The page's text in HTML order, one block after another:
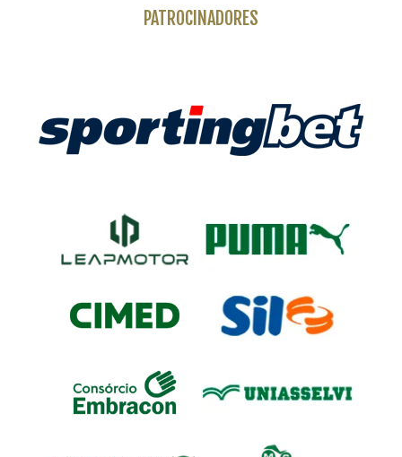
PATROCINADORES